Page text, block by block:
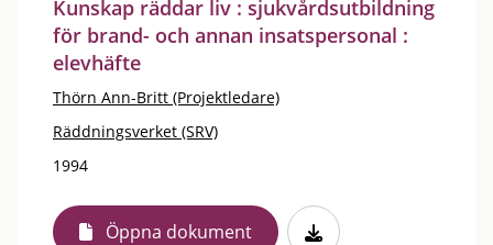
Kunskap räddar liv : sjukvårdsutbildning
för brand- och annan insatspersonal :
elevhäfte
Thörn Ann-Britt (Projektledare)
Räddningsverket (SRV)
1994
Öppna dokument